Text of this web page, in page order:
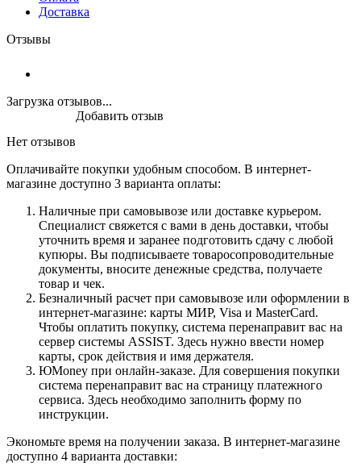
Доставка
Отзывы
Загрузка отзывов...
Нет отзывов
Добавить отзыв
Оплачивайте покупки удобным способом. В интернет-
магазине доступно 3 варианта оплаты:
Наличные при самовывозе или доставке курьером.
Специалист свяжется с вами в день доставки, чтобы
уточнить время и заранее подготовить сдачу с любой
купюры. Вы подписываете товаросопроводительные
документы, вносите денежные средства, получаете
товар и чек.
Безналичный расчет при самовывозе или оформлении в
интернет-магазине: карты МИР, Visa и MasterCard.
Чтобы оплатить покупку, система перенаправит вас на
сервер системы ASSIST. Здесь нужно ввести номер
карты, срок действия и имя держателя.
ЮMoney при онлайн-заказе. Для совершения покупки
система перенаправит вас на страницу платежного
сервиса. Здесь необходимо заполнить форму по
инструкции.
Экономьте время на получении заказа. В интернет-магазине
доступно 4 варианта доставки: